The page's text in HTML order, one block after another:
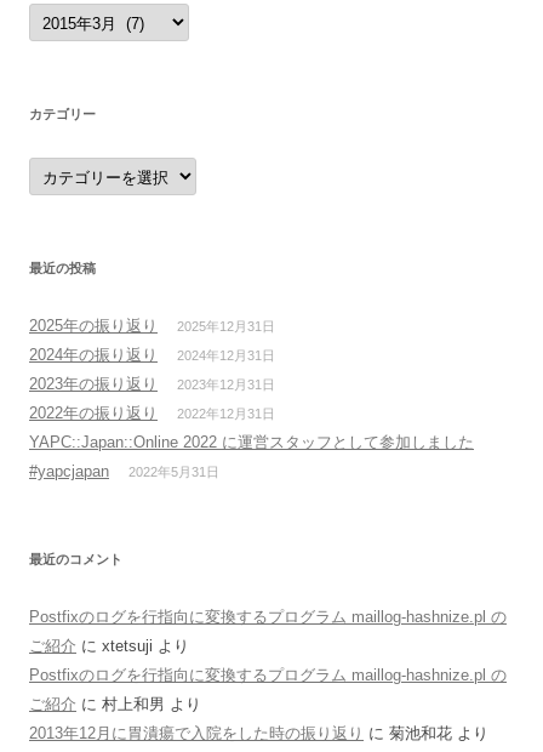
ア
ー
カ
カテゴリー
カ
テ
ゴ
最近の投稿
2025年の振り返り 2025年12月31日
2024年の振り返り 2024年12月31日
2023年の振り返り 2023年12月31日
2022年の振り返り 2022年12月31日
YAPC::Japan::Online 2022 に運営スタッフとして参加しました
#yapcjapan
2022年5月31日
最近のコメント
Postfixのログを行指向に変換するプログラム maillog-hashnize.pl の
ご紹介 に xtetsuji より
Postfixのログを行指向に変換するプログラム maillog-hashnize.pl の
ご紹介 に 村上和男 より
2013年12月に胃潰瘍で入院をした時の振り返り に 菊池和花 より